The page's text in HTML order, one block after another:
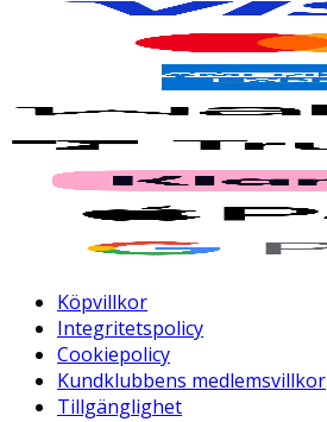
Köpvillkor
Integritetspolicy
Cookiepolicy
Kundklubbens medlemsvillkor
Tillgänglighet